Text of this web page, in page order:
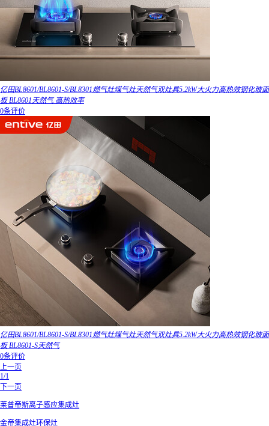
亿田BL8601/BL8601-S/BL8301燃气灶煤气灶天然气双灶具5.2kW大火力高热效钢化玻面
板 BL8601天然气 高热效率
0条评价
亿田BL8601/BL8601-S/BL8301燃气灶煤气灶天然气双灶具5.2kW大火力高热效钢化玻面
板 BL8601-S天然气
0条评价
上一页
1/1
下一页
莱普帝斯离子感应集成灶
金帝集成灶环保灶